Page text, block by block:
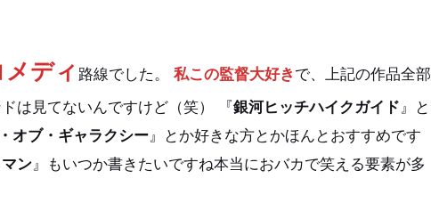
メディ 路線でした。 私この監督大好き で、上記の作品全部
は見てないんですけど（笑） 『銀河ヒッチハイクガイド』と
オブ・ギャラクシー』とか好きな方とかほんとおすすめです
ン』もいつか書きたいですね本当におバカで笑える要素が多